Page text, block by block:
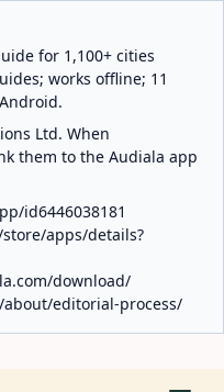
for 1,100+ cities
works offline; 11
Ltd. When
them to the Audiala app
id6446038181
apps/details?
download/
editorial-process/